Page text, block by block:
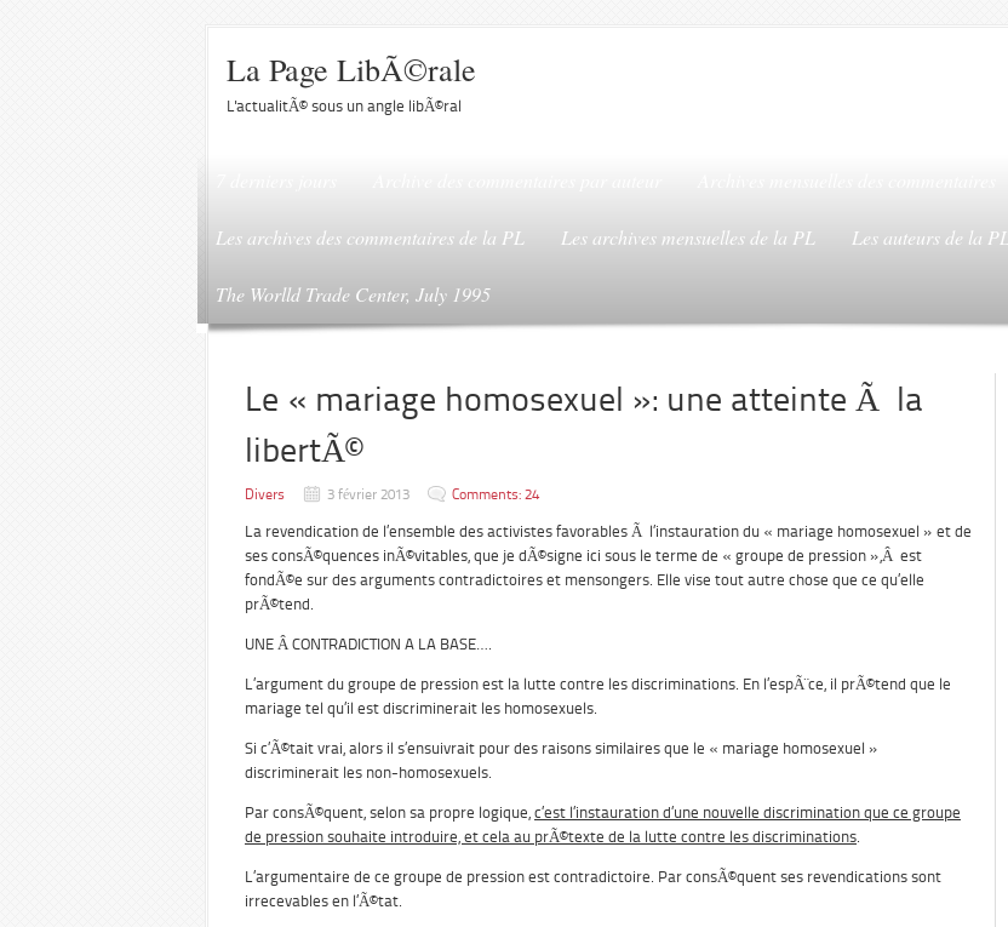
La Page LibÃ©rale
L'actualitÃ© sous un angle libÃ©ral
Les archives des commentaires de la PL Les archives mensuelles de la PL Les auteurs de la PL
The Worlld Trade Center, July 1995
Le « mariage homosexuel »: une atteinte Ã la
libertÃ©
Divers 3 février 2013 Comments: 24
La revendication de l’ensemble des activistes favorables Ã l’instauration du « mariage homosexuel » et de
ses consÃ©quences inÃ©vitables, que je dÃ©signe ici sous le terme de « groupe de pression »,Â est
fondÃ©e sur des arguments contradictoires et mensongers. Elle vise tout autre chose que ce qu’elle
prÃ©tend.
UNE Â CONTRADICTION A LA BASE….
L’argument du groupe de pression est la lutte contre les discriminations. En l’espÃ¨ce, il prÃ©tend que le
mariage tel qu’il est discriminerait les homosexuels.
Si c’Ã©tait vrai, alors il s’ensuivrait pour des raisons similaires que le « mariage homosexuel »
discriminerait les non-homosexuels.
Par consÃ©quent, selon sa propre logique, c’est l’instauration d’une nouvelle discrimination que ce groupe
de pression souhaite introduire, et cela au prÃ©texte de la lutte contre les discriminations.
L’argumentaire de ce groupe de pression est contradictoire. Par consÃ©quent ses revendications sont
irrecevables en l’Ã©tat.